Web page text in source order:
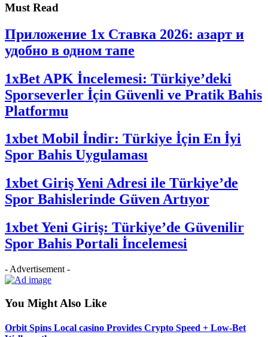
Must Read
Приложение 1x Ставка 2026: азарт и
удобно в одном тапе
1xBet APK İncelemesi: Türkiye’deki
Sporseverler İçin Güvenli ve Pratik Bahis
Platformu
1xbet Mobil İndir: Türkiye İçin En İyi
Spor Bahis Uygulaması
1xbet Giriş Yeni Adresi ile Türkiye’de
Spor Bahislerinde Güven Artıyor
1xbet Yeni Giriş: Türkiye’de Güvenilir
Spor Bahis Portali İncelemesi
- Advertisement -
You Might Also Like
Orbit Spins Local casino Provides Crypto Speed + Low-Bet